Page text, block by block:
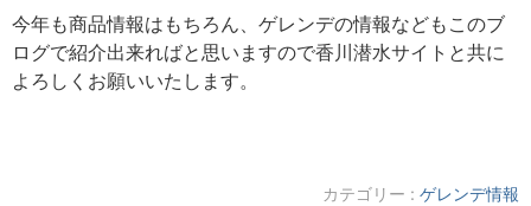
今年も商品情報はもちろん、ゲレンデの情報などもこのブ
ログで紹介出来ればと思いますので香川潜水サイトと共に
よろしくお願いいたします。
カテゴリー : ゲレンデ情報